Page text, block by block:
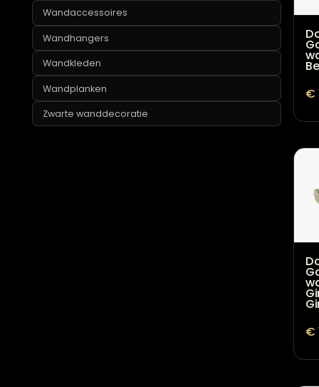
Schilderijen
Spiegels
Wandaccessoires
Wandhangers